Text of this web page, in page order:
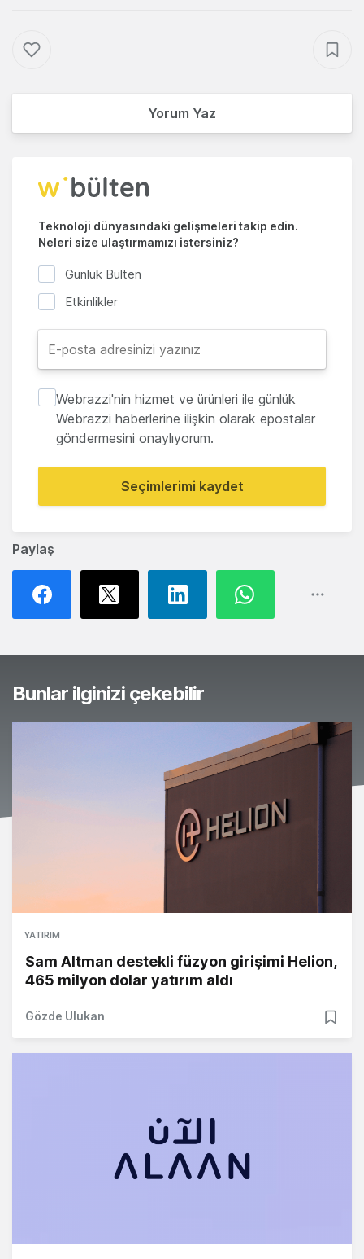
Paylaş
Yorum Yaz
Teknoloji dünyasındaki gelişmeleri takip edin.
Neleri size ulaştırmamızı istersiniz?
Günlük Bülten
Etkinlikler
Webrazzi'nin hizmet ve ürünleri ile günlük
Webrazzi haberlerine ilişkin olarak epostalar
göndermesini onaylıyorum.
Seçimlerimi kaydet
Bunlar ilginizi çekebilir
YATIRIM
Sam Altman destekli füzyon girişimi Helion,
465 milyon dolar yatırım aldı
Gözde Ulukan